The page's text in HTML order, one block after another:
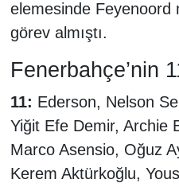
elemesinde Feyenoord
görev almıştı.
Fenerbahçe’nin
11: Ederson, Nelson
Yiğit Efe Demir, Archie
Marco Asensio, Oğuz
Kerem Aktürkoğlu,